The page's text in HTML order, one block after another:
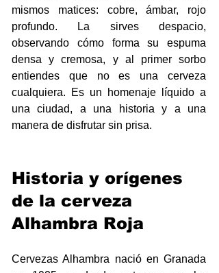
mismos matices: cobre, ámbar, rojo
profundo. La sirves despacio,
observando cómo forma su espuma
densa y cremosa, y al primer sorbo
entiendes que no es una cerveza
cualquiera. Es un homenaje líquido a
una ciudad, a una historia y a una
manera de disfrutar sin prisa.
Historia y orígenes
de la cerveza
Alhambra Roja
Cervezas Alhambra nació en Granada